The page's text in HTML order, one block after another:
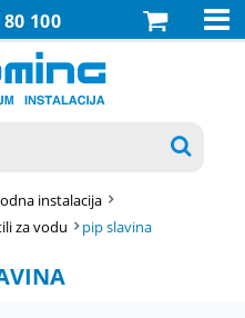
100 

instalacija
za vodu pip slavina